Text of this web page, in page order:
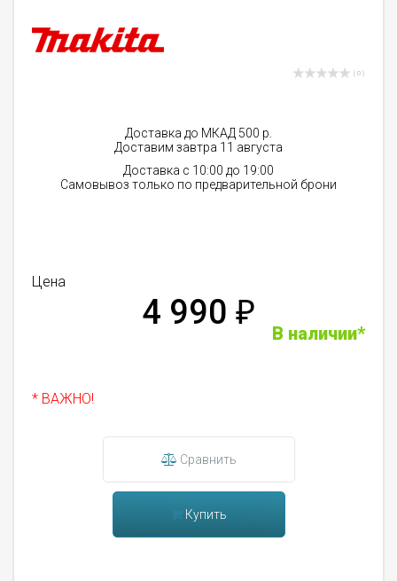
( 0 )
Доставка до МКАД 500 р.
Доставим завтра 11 августа
Доставка с 10:00 до 19:00
Самовывоз только по предварительной брони
Цена
4 990 ₽
В наличии*
* ВАЖНО!
Сравнить
Купить